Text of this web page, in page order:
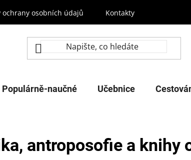
ochrany osobních údajů Kontakty
Populárně-naučné Učebnice
antroposofie a knihy